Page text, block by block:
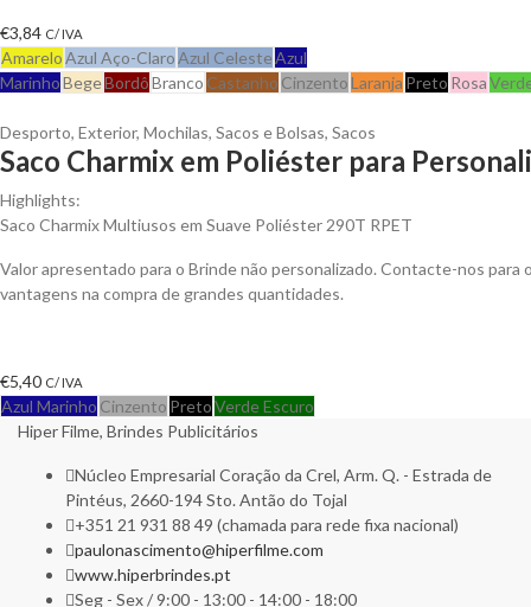
€3,84 C/ IVA
AmareloAzul Aço-ClaroAzul CelesteAzul
MarinhoBegeBordôBranco Castanho CinzentoLaranja Preto Rosa
Desporto, Exterior, Mochilas, Sacos e Bolsas, Sacos
Saco Charmix em Poliéster para
Highlights:
Saco Charmix Multiusos em Suave Poliéster 290T RPET
Valor apresentado para o Brinde não personalizado. Contacte-nos para
vantagens na compra de grandes quantidades.
€5,40 C/ IVA
Azul Marinho Cinzento PretoVerde Escuro
Hiper Filme, Brindes Publicitários
Núcleo Empresarial Coração da Crel, Arm. Q. - Estrada de
Pintéus, 2660-194 Sto. Antão do Tojal
+351 21 931 88 49 (chamada para rede fixa nacional)
paulonascimento@hiperfilme.com
www.hiperbrindes.pt
Seg - Sex / 9:00 - 13:00 - 14:00 - 18:00